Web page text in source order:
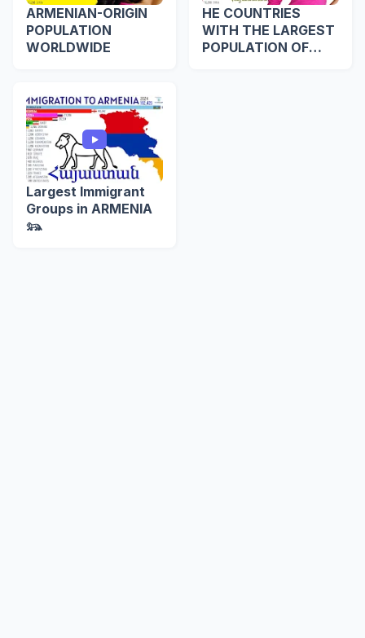
ARMENIAN-ORIGIN
POPULATION
WORLDWIDE
HE COUNTRIES
WITH THE LARGEST
POPULATION OF
Largest Immigrant
Groups in ARMENIA
𓃬